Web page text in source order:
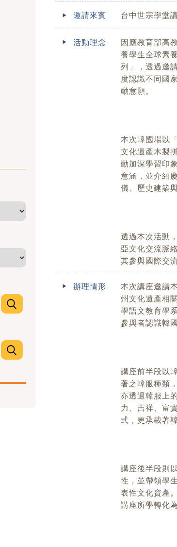
邀請來賓 台中世宗學堂
活動理念
因應教育部高
養學生全球素
列」，透過邀
度認識不同國
動意願。
本次韓國場以
文化遺產木製
動加深學習印
意涵，並介紹
儀、歷史建築
透過本次活動
亞文化交流脈
其參與國際交
辦理情形
本次講座邀請
州文化遺產相
學語文教育學
參與者認識韓
講座前半段以
著之韓服種類
亦透過韓服上
力、吉祥、富
式，更承載著
講座後半段則
性，並帶領學
表性文化資產
講座所學轉化